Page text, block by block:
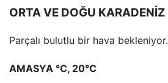
ORTA VE DOĞU KARADENİZ
Parçalı bulutlu bir hava bekleniyor.
AMASYA °C, 20°C